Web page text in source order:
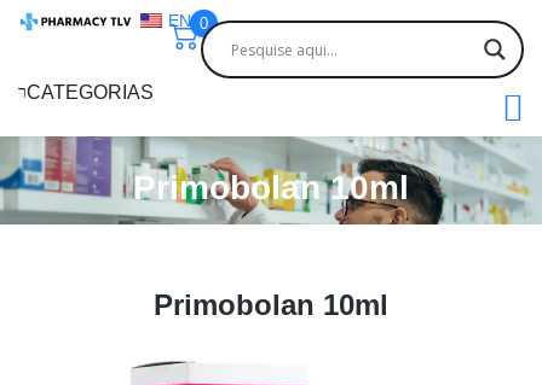
EN 0
CATEGORIAS
Primobolan 10ml
Primobolan 10ml